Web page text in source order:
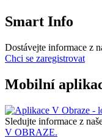
Smart Info
Dostávejte informace z
Chci se zaregistrovat
Mobilní
Sledujte informace z
V OBRAZE.